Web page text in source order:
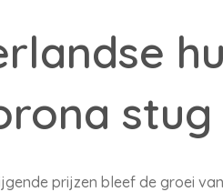
prijzen bleef de groei